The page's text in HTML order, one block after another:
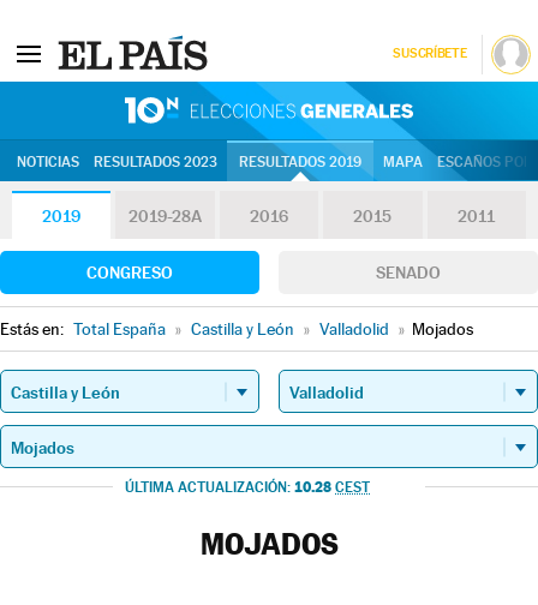
SUSCRÍBETE
NOTICIAS RESULTADOS 2023 RESULTADOS 2019 MAPA ESCAÑOS
2019 2019-28A 2016 2015 2011
CONGRESO SENADO
Estás en: Total España » Castilla y León » Valladolid » Mojados
ÚLTIMA ACTUALIZACIÓN: 10.28 CEST
MOJADOS